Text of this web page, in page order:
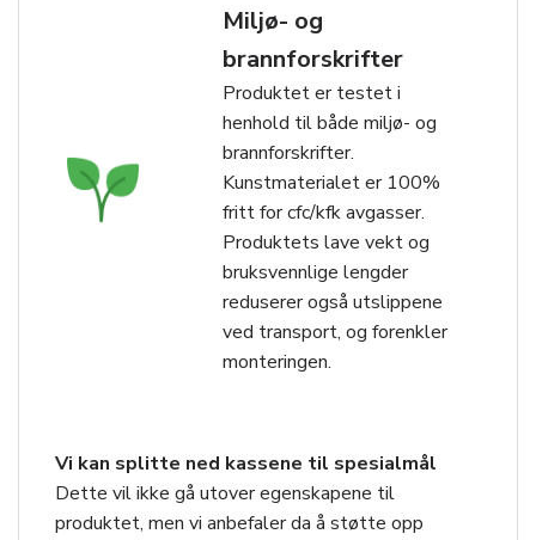
Miljø- og
brannforskrifter
Produktet er testet i
henhold til både miljø- og
brannforskrifter.
Kunstmaterialet er 100%
fritt for cfc/kfk avgasser.
Produktets lave vekt og
bruksvennlige lengder
reduserer også utslippene
ved transport, og forenkler
monteringen.
Vi kan splitte ned kassene til spesialmål
Dette vil ikke gå utover egenskapene til
produktet, men vi anbefaler da å støtte opp